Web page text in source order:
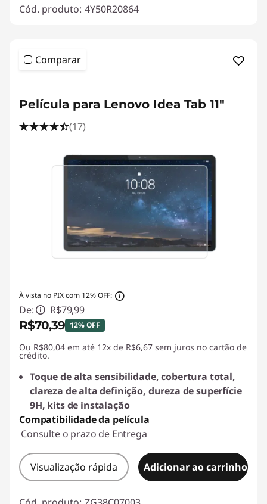
Cód. produto: 4Y50R20864
Comparar
Película para Lenovo Idea Tab 11"
(17)
À vista no PIX com 12% OFF:
De: R$79,99
R$70,39 12% OFF
Economias instantâneas :-R$9,60
Ou R$80,04 em até 12x de R$6,67 sem juros no cartão de
crédito.
Toque de alta sensibilidade, cobertura total,
clareza de alta definição, dureza de superfície
9H, kits de instalação
Compatibilidade da película
Consulte o prazo de Entrega
Visualização rápida Adicionar ao carrinho